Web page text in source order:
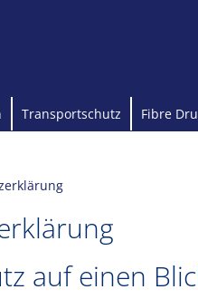
Transportschutz Fibre
auf einen